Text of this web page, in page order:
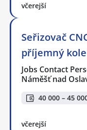
včerejší
Seřizovač
příjemný
Jobs Contact
Náměšť nad
40 000 – 45
včerejší